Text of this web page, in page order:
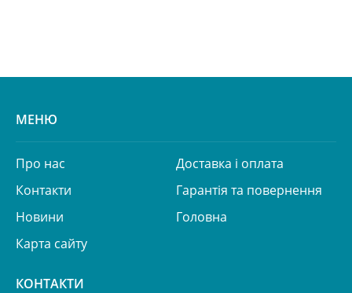
МЕНЮ
Про нас
Доставка і оплата
Контакти
Гарантія та повернення
Новини
Головна
Карта сайту
КОНТАКТИ